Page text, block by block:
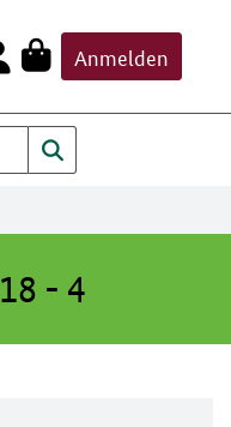
Anmelden
- 4